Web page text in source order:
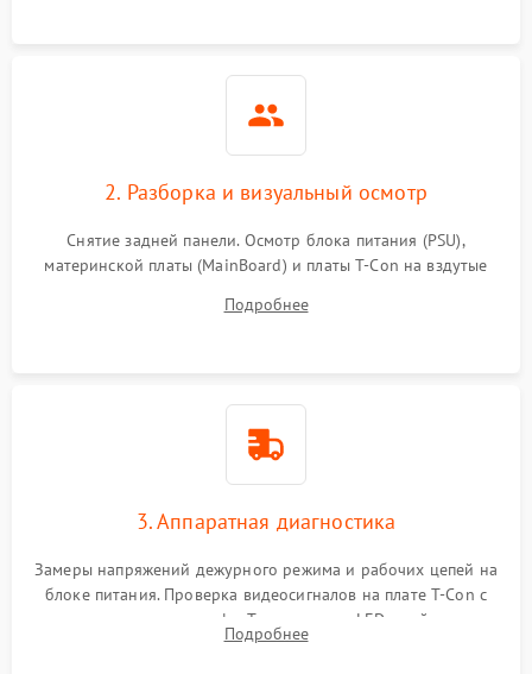
2. Разборка и визуальный осмотр
Снятие задней панели. Осмотр блока питания (PSU),
материнской платы (MainBoard) и платы T-Con на вздутые
Проверка надежности фиксации и целостности шлейфов.
Подробнее
3. Аппаратная диагностика
Замеры напряжений дежурного режима и рабочих цепей на
блоке питания. Проверка видеосигналов на плате T-Con с
помощью осциллографа. Тестирование LED-драйвера и
светодиодных планок подсветки мультиметром.
Подробнее